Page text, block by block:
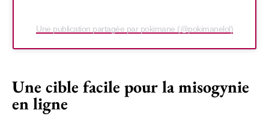
Une publication partagée par pokimane (@pokimanelol)
Une cible facile pour la misogynie
en ligne